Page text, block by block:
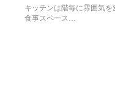
キッチンは階毎に雰囲気
食事スペース